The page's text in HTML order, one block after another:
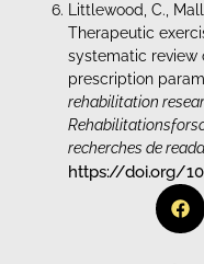
Littlewood, C.,
Therapeutic
systematic review
prescription
rehabilitation
recherches de
https://doi.org/